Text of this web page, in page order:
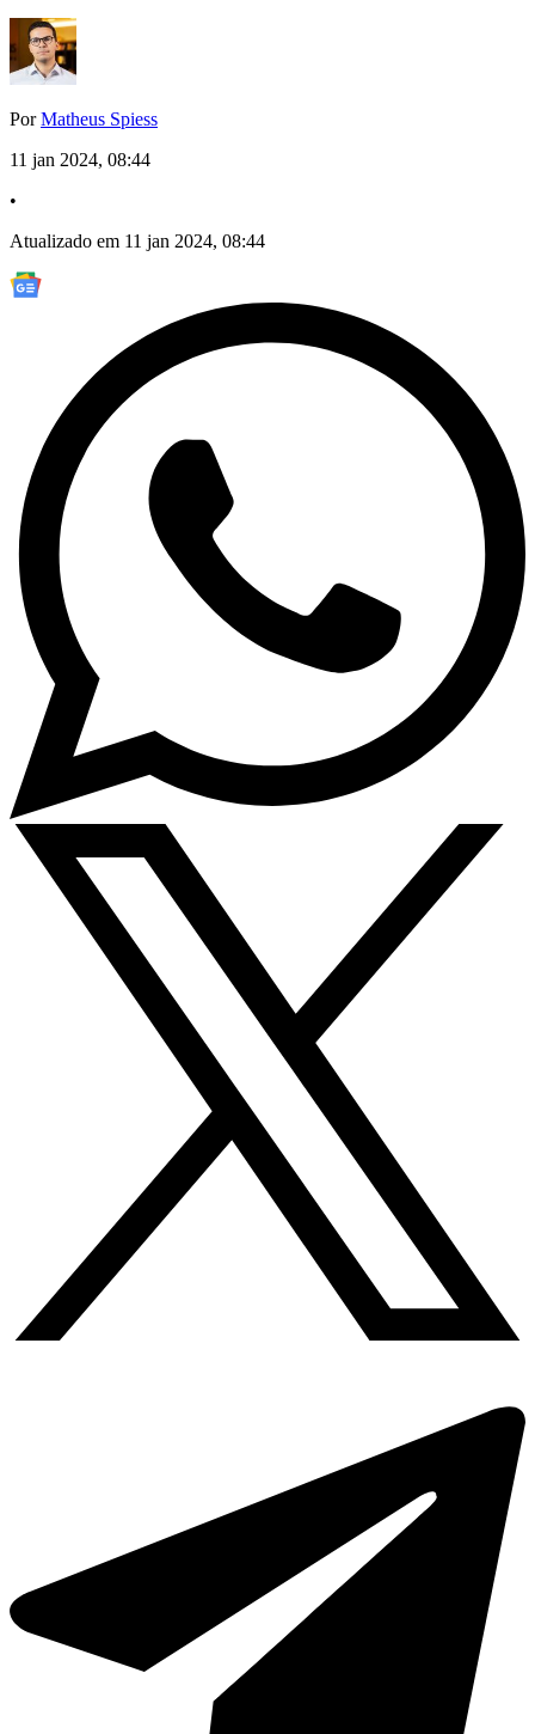
PorMatheus Spiess
11 jan 2024, 08:44
•
Atualizado em 11 jan 2024, 08:44